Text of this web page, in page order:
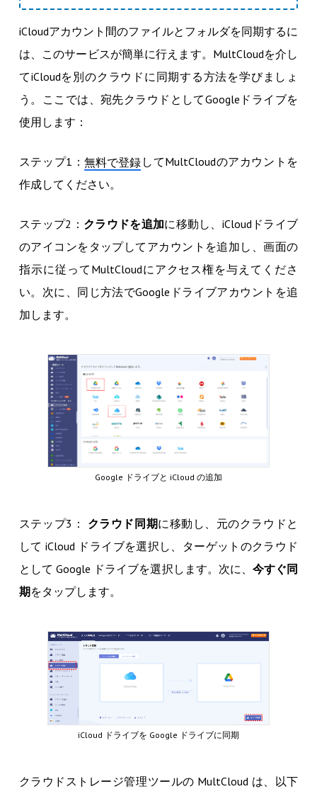
iCloudアカウント間のファイルとフォルダを同期するに
は、このサービスが簡単に行えます。MultCloudを介し
てiCloudを別のクラウドに同期する方法を学びましょ
う。ここでは、宛先クラウドとしてGoogleドライブを
使用します：
ステップ1：無料で登録 してMultCloudのアカウントを
作成してください。
ステップ2： クラウドを追加に移動し、iCloudドライブ
のアイコンをタップしてアカウントを追加し、画面の
指示に従ってMultCloudにアクセス権を与えてくださ
い。次に、同じ方法でGoogleドライブアカウントを追
加します。
Google ドライブと iCloud の追加
ステップ3： クラウド同期に移動し、元のクラウドと
して iCloud ドライブを選択し、ターゲットのクラウド
として Google ドライブを選択します。次に、 今すぐ同
期をタップします。
iCloud ドライブを Google ドライブに同期
クラウドストレージ管理ツールの MultCloud は、以下